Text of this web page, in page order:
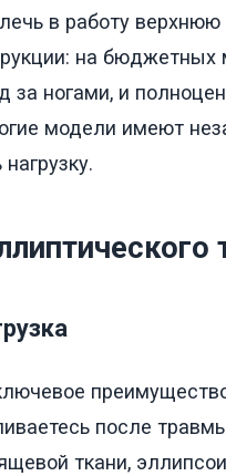
в работу верхнюю
на бюджетных
за ногами, и
модели имеют
после
ткани,